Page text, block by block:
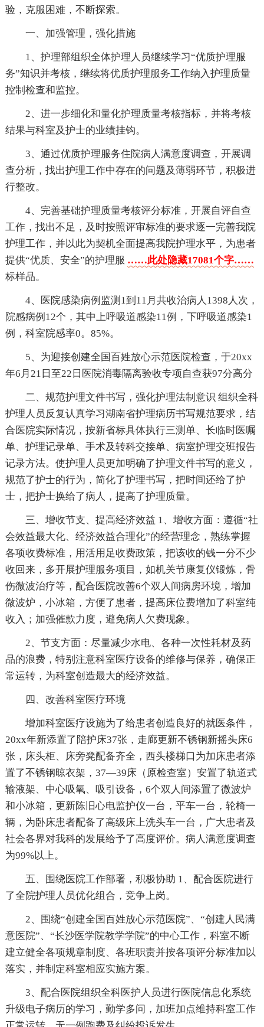
验，克服困难，不断探索。
一、加强管理，强化措施
1、护理部组织全体护理人员继续学习“优质护理服
务”知识并考核，继续将优质护理服务工作纳入护理质量
控制检查和监控。
2、进一步细化和量化护理质量考核指标，并将考核
结果与科室及护士的业绩挂钩。
3、通过优质护理服务住院病人满意度调查，开展调
查分析，找出护理工作中存在的问题及薄弱环节，积极进
行整改。
4、完善基础护理质量考核评分标准，开展自评自查
工作，找出不足，及时按照评审标准的要求逐一完善我院
护理工作，并以此为契机全面提高我院护理水平，为患者
提供“优质、安全”的护理服 ……此处隐藏17081个字……
标样品。
4、医院感染病例监测1到11月共收治病人1398人次，
院感病例12个，其中上呼吸道感染11例，下呼吸道感染1
例，科室院感率0。85%。
5、为迎接创建全国百姓放心示范医院检查，于20xx
年6月21日至22日医院消毒隔离验收专项自查获97分高分
二、规范护理文件书写，强化护理法制意识 组织全科
护理人员反复认真学习湖南省护理病历书写规范要求，结
合医院实际情况，按新省标具体执行三测单、长临时医嘱
单、护理记录单、手术及转科交接单、病室护理交班报告
记录方法。使护理人员更加明确了护理文件书写的意义，
规范了护士的行为，简化了护理书写，把时间还给了护
士，把护士换给了病人，提高了护理质量。
三、增收节支、提高经济效益 1、增收方面：遵循“社
会效益最大化、经济效益合理化”的经营理念，熟练掌握
各项收费标准，用活用足收费政策，把该收的钱一分不少
收回来，多开展护理服务项目，如机关节康复仪锻炼，骨
伤微波治疗等，配合医院改善6个双人间病房环境，增加
微波炉，小冰箱，方便了患者，提高床位费增加了科室纯
收入；加强催款力度，避免病人欠费现象。
2、节支方面：尽量减少水电、各种一次性耗材及药
品的浪费，特别注意科室医疗设备的维修与保养，确保正
常运转，为科室创造最大的经济效益。
四、改善科室医疗环境
增加科室医疗设施为了给患者创造良好的就医条件，
20xx年新添置了陪护床37张，走廊更新不锈钢新摇头床6
张，床头柜、床旁凳配备齐全，西头楼梯口为加床患者添
置了不锈钢晾衣架，37—39床（原检查室）安置了轨道式
输液架、中心吸氧、吸引设备，6个双人间添置了微波炉
和小冰箱，更新陈旧心电监护仪一台，平车一台，轮椅一
辆，为卧床患者配备了高级床上洗头车一台，广大患者及
社会各界对我科的发展给予了高度评价。病人满意度调查
为99%以上。
五、围绕医院工作部署，积极协助 1、配合医院进行
了全院护理人员优化组合，竞争上岗。
2、围绕“创建全国百姓放心示范医院”、“创建人民满
意医院”、“长沙医学院教学学院”的中心工作，科室不断
建立健全各项规章制度、各班职责并按各项评分标准加以
落实，并制定科室相应实施方案。
3、配合医院组织全科医护人员进行医院信息化系统
升级电子病历的学习，勤学多问，加班加点维持科室工作